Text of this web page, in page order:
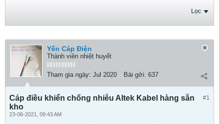
Lọc
Yến Cáp Điện
Thành viên nhiệt huyết
Tham gia ngày: Jul 2020 Bài gởi: 637
#1
Cáp điều khiển chống nhiễu Altek Kabel hàng sẵn
kho
23-06-2021, 09:43 AM